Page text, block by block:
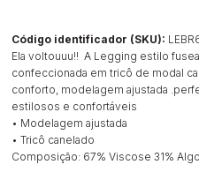
Código identificador (SKU):
Ela voltouuu!! A Legging estilo
confeccionada em tricô de modal
conforto, modelagem ajustada
estilosos e confortáveis
• Modelagem ajustada
• Tricô canelado
Composição: 67% Viscose 31%